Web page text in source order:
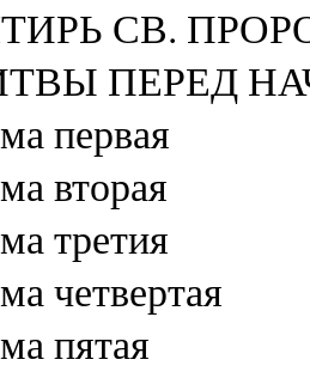
СВ.
ПЕРЕД
первая
вторая
третия
четвертая
пятая